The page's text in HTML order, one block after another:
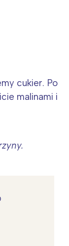
cukier. Po
malinami i